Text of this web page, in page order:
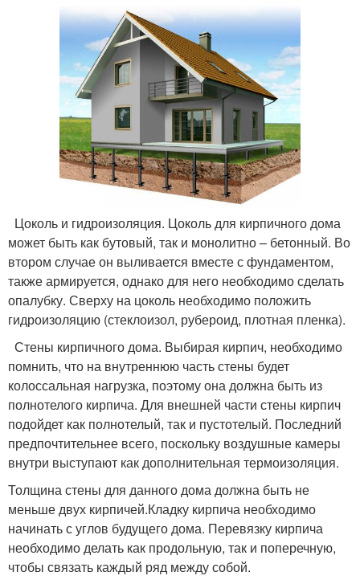
Цоколь и гидроизоляция. Цоколь для кирпичного дома
может быть как бутовый, так и монолитно – бетонный. Во
втором случае он выливается вместе с фундаментом,
также армируется, однако для него необходимо сделать
опалубку. Сверху на цоколь необходимо положить
гидроизоляцию (стеклоизол, рубероид, плотная пленка).
Стены кирпичного дома. Выбирая кирпич, необходимо
помнить, что на внутреннюю часть стены будет
колоссальная нагрузка, поэтому она должна быть из
полнотелого кирпича. Для внешней части стены кирпич
подойдет как полнотелый, так и пустотелый. Последний
предпочтительнее всего, поскольку воздушные камеры
внутри выступают как дополнительная термоизоляция.
Толщина стены для данного дома должна быть не
меньше двух кирпичей.Кладку кирпича необходимо
начинать с углов будущего дома. Перевязку кирпича
необходимо делать как продольную, так и поперечную,
чтобы связать каждый ряд между собой.